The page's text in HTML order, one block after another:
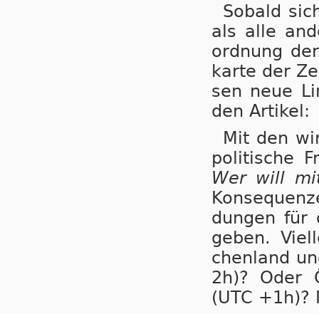
Sobald
als alle
ord­nung
kar­te der
sen neue
den Artikel:
Mit den
po­li­ti­sche
Wer will
dungen für
ge­ben.
chen­land
2h)? Oder
(UTC +1h)?